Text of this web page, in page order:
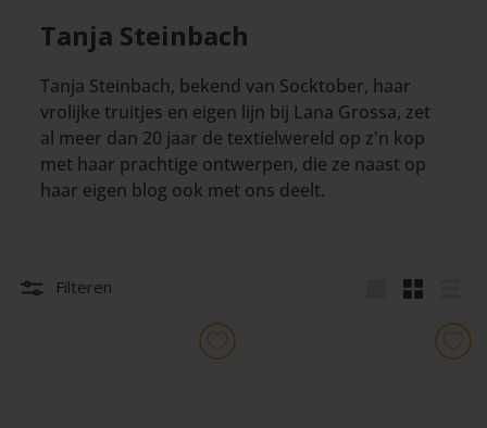
Tanja Steinbach
Tanja Steinbach, bekend van Socktober, haar
vrolijke truitjes en eigen lijn bij Lana Grossa, zet
al meer dan 20 jaar de textielwereld op z'n kop
met haar prachtige ontwerpen, die ze naast op
haar eigen blog ook met ons deelt.
Filteren
GrootKlein